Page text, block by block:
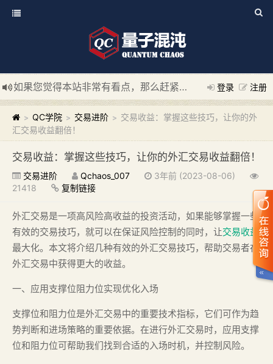
登录 注册
如果您觉得本站非常有看点，那么赶紧使用Ctrl+D 收藏我们吧
新添加量子混沌系统板块，欢迎大家访问！
---“量子混沌系
> QC学院 > 交易进阶 > 交易收益：掌握这些技巧，让你的外
汇交易收益翻倍！
交易收益：掌握这些技巧，让你的外汇交易收益翻倍！
交易进阶 Qchaos_007
3年前 (2023-08-06)
21418
复制链接
外汇交易是一项高风险高收益的投资活动，如果能够掌握一些
有效的交易技巧，就可以在保证风险控制的同时，让交易收益
最大化。本文将介绍几种有效的外汇交易技巧，帮助交易者在
外汇交易中获得更大的收益。
一、应用支撑位阻力位实现优化入场
支撑位和阻力位是外汇交易中的重要技术指标，它们可作为趋
势判断和进场策略的重要依据。在进行外汇交易时，应用支撑
位和阻力位可帮助我们找到合适的入场时机，并控制风险。